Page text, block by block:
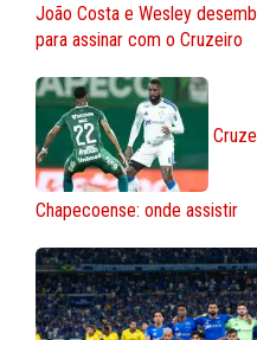
João Costa e Wesley
para assinar com o Cruzeiro
Chapecoense: onde assistir